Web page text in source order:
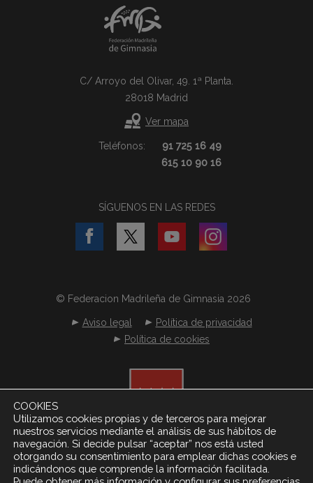
C/ Arroyo del Olivar, 49. 1ª Planta.
28018 Madrid
Ver mapa
Teléfonos:
91 725 16 49
615 10 90 16
SÍGUENOS EN LAS REDES
© Federacion Madrileña de Gimnasia 2026
Aviso legal
Política de privacidad
Política de cookies
COOKIES
Utilizamos cookies propias y de terceros para mejorar
nuestros servicios mediante el análisis de sus hábitos de
navegación. Si decide pulsar “aceptar” nos está usted
otorgando su consentimiento para emplear dichas cookies e
indicándonos que comprende la información facilitada.